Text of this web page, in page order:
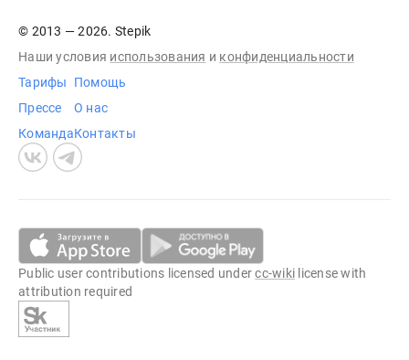
© 2013 — 2026. Stepik
Наши условия использования и конфиденциальности
Тарифы
Прессе
Команда
Помощь
О нас
Контакты
Public user contributions licensed undercc-wiki license with
attribution required